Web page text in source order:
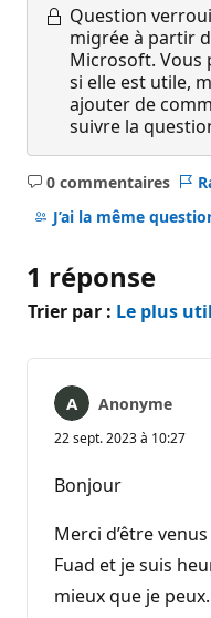
Question
migrée à partir
Microsoft. Vous
si elle est utile,
ajouter de
suivre la
0 commentaires
Aucun
commentaire
J’ai la même
1 réponse
Trier par : Le plus
Anonyme
22 sept. 2023 à 10:27
Bonjour
Merci d’être
Fuad et je suis
mieux que je peux.